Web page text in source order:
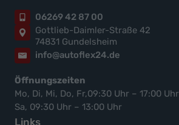
06269 42 87 00
Gottlieb-Daimler-Straße 42
74831 Gundelsheim
info@autoflex24.de
Öffnungszeiten
Mo, Di, Mi, Do, Fr,09:30 Uhr – 17:00 Uhr
Sa, 09:30 Uhr – 13:00 Uhr
Links